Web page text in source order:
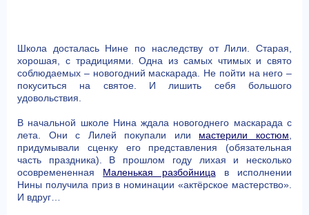
Школа досталась Нине по наследству от Лили. Старая,
хорошая, с традициями. Одна из самых чтимых и свято
соблюдаемых – новогодний маскарада. Не пойти на него –
покуситься на святое. И лишить себя большого
удовольствия.
В начальной школе Нина ждала новогоднего маскарада с
лета. Они с Лилей покупали или мастерили костюм
придумывали сценку его представления (обязательная
часть праздника). В прошлом году лихая и несколько
осовремененная Маленькая разбойница в исполнении
Нины получила приз в номинации «актёрское мастерство».
И вдруг…